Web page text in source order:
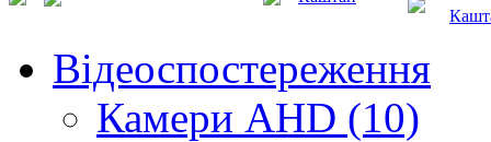
Відеоспостереження
Камери AHD (10)